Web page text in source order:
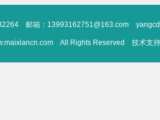
邮箱：13993162751@163.com
All Rights Reserved 技术支持